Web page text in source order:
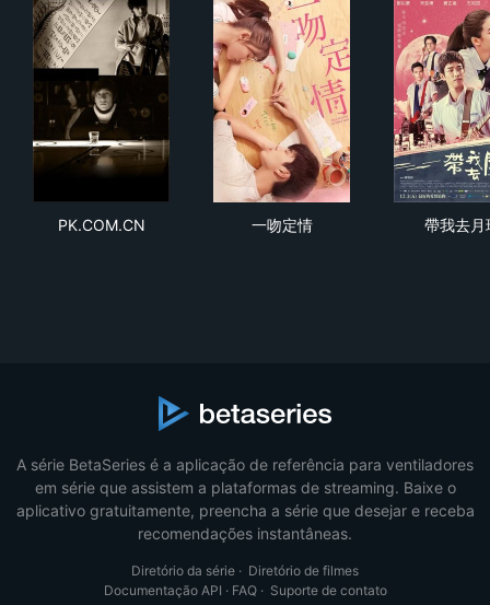
PK.COM.CN 一吻定情 帶我去月
A série BetaSeries é a aplicação de referência para ventiladores
em série que assistem a plataformas de streaming. Baixe o
aplicativo gratuitamente, preencha a série que desejar e receba
recomendações instantâneas.
Diretório da série · Diretório de filmes
Documentação API · FAQ· Suporte de contato